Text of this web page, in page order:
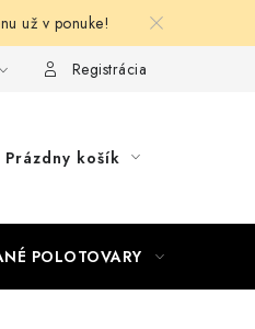
už v ponuke!
Registrácia
Prázdny košík
POLOTOVARY